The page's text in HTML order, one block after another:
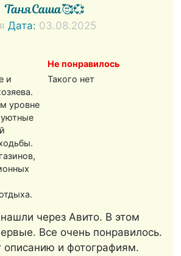
ТаняСаша🥰💞
Дата: 03.08.2025
и
уровне
Не понравилось
Такого нет
через Авито. В этом
Все очень понравилось.
описанию и фотографиям.